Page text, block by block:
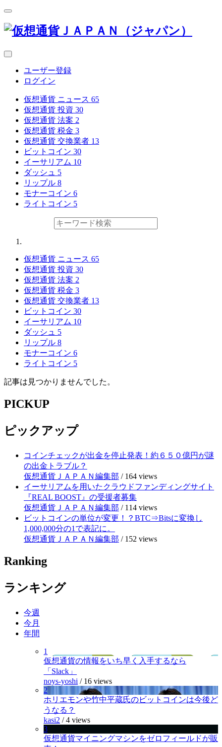
ユーザー登録
ログイン
仮想通貨 ニュース 65
仮想通貨 投資 30
仮想通貨 法案 2
仮想通貨 税金 3
仮想通貨 交換業者 13
ビットコイン 30
イーサリアム 10
ダッシュ 5
リップル 8
モナーコイン 6
ライトコイン 5
仮想通貨 ニュース 65
仮想通貨 投資 30
仮想通貨 法案 2
仮想通貨 税金 3
仮想通貨 交換業者 13
ビットコイン 30
イーサリアム 10
ダッシュ 5
リップル 8
モナーコイン 6
ライトコイン 5
記事は見つかりませんでした。
PICKUP
ピックアップ
コインチェックが出金を停止発表！約６５０億円が謎
の出金トラブル？
仮想通貨ＪＡＰＡＮ編集部 / 164 views
イーサリアムを用いたクラウドファンディングサイト
『REAL BOOST』の受援者募集
仮想通貨ＪＡＰＡＮ編集部 / 114 views
ビットコインの単位が変更！？BTC⇒Bitsに変換し
1,000,000分の1で表記に。
仮想通貨ＪＡＰＡＮ編集部 / 152 views
Ranking
ランキング
今週
今月
年間
1
仮想通貨の情報をいち早く入手するなら
「Slack」
noys-yoshi / 16 views
2
ホリエモンや竹中平蔵氏のビットコインは今後ど
うなる？
kasi2 /4 views
3
仮想通貨マイニングマシンをゼロフィールドが販